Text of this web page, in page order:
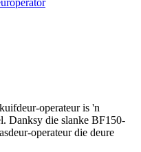
operateur is 'n
Danksy die slanke BF150-
operateur die deure